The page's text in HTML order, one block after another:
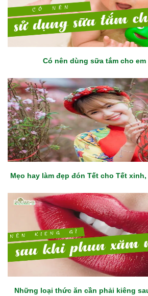
Có nên dùng sữa tắm cho
Mẹo hay làm đẹp đón Tết cho Tết
Những loại thức ăn cần phải kiêng